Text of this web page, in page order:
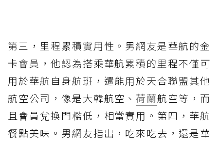
第三，里程累積實用性。男網友是華航的金
卡會員，他認為搭乘華航累積的里程不僅可
用於華航自身航班，還能用於天合聯盟其他
航空公司，像是大韓航空、荷蘭航空等，而
且會員兌換門檻低，相當實用。第四，華航
餐點美味。男網友指出，吃來吃去，還是華